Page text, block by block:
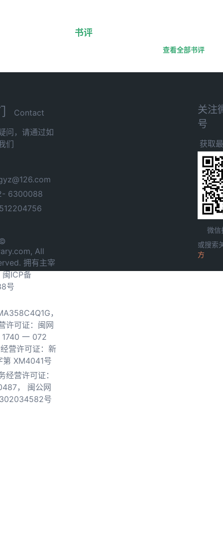
书评
查看全部书评
Contact
问，请通过如
们
6300088
All
拥有主宰
闽ICP备
号
，
许可证：闽网
一 072
营许可证：新
第 XM4041号
经营许可证：
，
闽公网
号
关注
号
获取
微信
或搜索
方